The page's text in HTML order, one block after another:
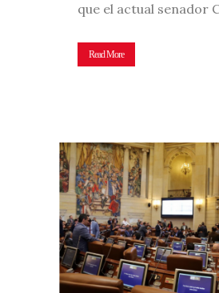
que el actual senador
Read More